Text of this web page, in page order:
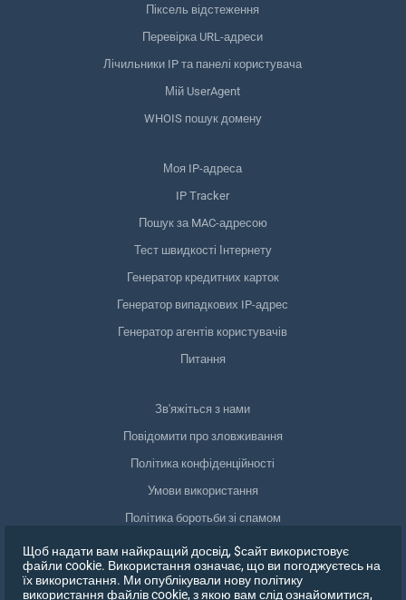
Піксель відстеження
Перевірка URL-адреси
Лічильники IP та панелі користувача
Мій UserAgent
WHOIS пошук домену
Моя IP-адреса
IP Tracker
Пошук за MAC-адресою
Тест швидкості Інтернету
Генератор кредитних карток
Генератор випадкових IP-адрес
Генератор агентів користувачів
Питання
Зв'яжіться з нами
Повідомити про зловживання
Політика конфіденційності
Умови використання
Політика боротьби зі спамом
Відповідність GDPR
Видалити мої дані
Щоб надати вам найкращий досвід, $сайт використовує
файли cookie. Використання означає, що ви погоджуєтесь на
їх використання. Ми опублікували нову політику
використання файлів cookie, з якою вам слід ознайомитися,